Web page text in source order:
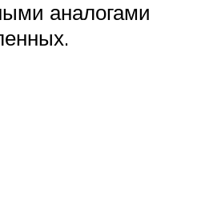
аналогами